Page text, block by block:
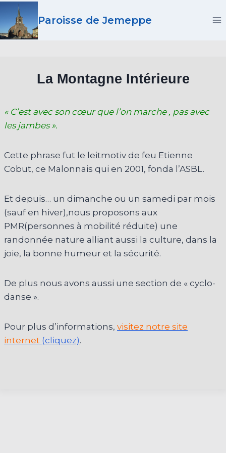
Aller
contenu
Paroisse de Jemeppe
La Montagne Intérieure
« C’est avec son cœur que l’on marche , pas avec
les jambes ».
Cette phrase fut le leitmotiv de feu Etienne
Cobut, ce Malonnais qui en 2001, fonda l’ASBL.
Et depuis… un dimanche ou un samedi par mois
(sauf en hiver),nous proposons aux
PMR(personnes à mobilité réduite) une
randonnée nature alliant aussi la culture, dans la
joie, la bonne humeur et la sécurité.
De plus nous avons aussi une section de « cyclo-
danse ».
Pour plus d’informations, visitez notre site
internet (cliquez).